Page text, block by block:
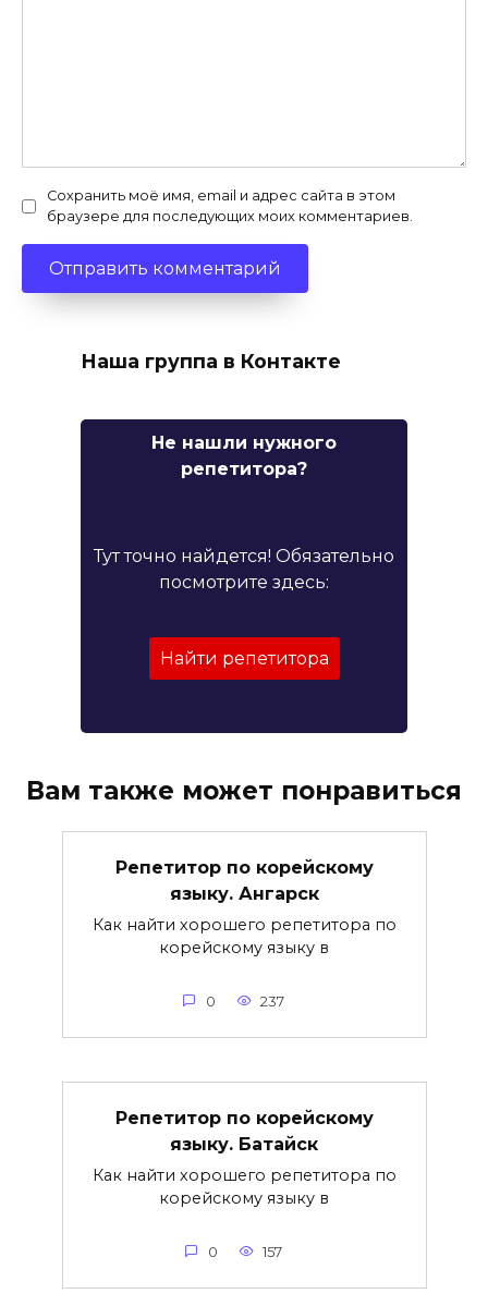
Сохранить моё имя, email и адрес сайта в этом
браузере для последующих моих комментариев.
Наша группа в Контакте
Не нашли нужного
репетитора?
Тут точно найдется! Обязательно
посмотрите здесь:
Найти репетитора
Вам также может понравиться
Репетитор по корейскому
языку. Ангарск
Как найти хорошего репетитора по
корейскому языку в
0 237
Репетитор по корейскому
языку. Батайск
Как найти хорошего репетитора по
корейскому языку в
0 157